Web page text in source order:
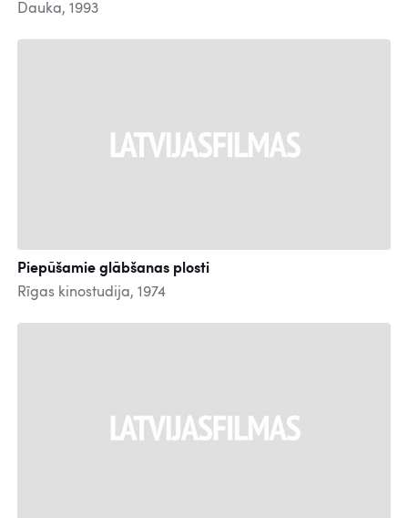
Dauka, 1993
Piepūšamie glābšanas plosti
Rīgas kinostudija, 1974